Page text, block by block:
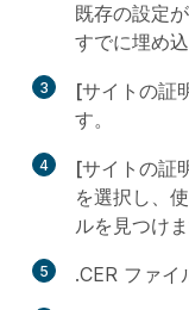
既存の設定
すでに埋め
3 [サイトの証
す。
4 [サイトの証
を選択し、
ルを見つけま
5 .CER ファイ